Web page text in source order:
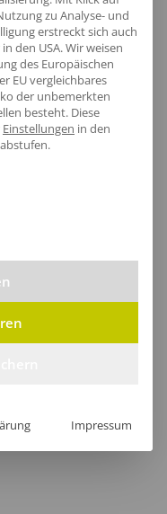
egal wo du
und
zu Analyse- und
erstreckt sich auch
den USA. Wir weisen
des Europäischen
EU vergleichbares
der unbemerkten
besteht. Diese
Einstellungen in den
für die eine
Impressum